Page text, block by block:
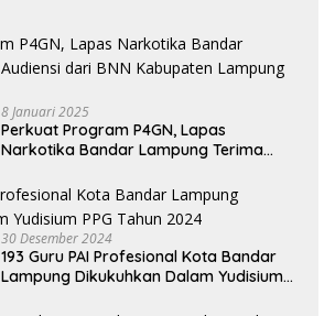
8 Januari 2025
Perkuat Program P4GN, Lapas
Narkotika Bandar Lampung Terima
Selatan
30 Desember 2024
193 Guru PAI Profesional Kota Bandar
Lampung Dikukuhkan Dalam Yudisium